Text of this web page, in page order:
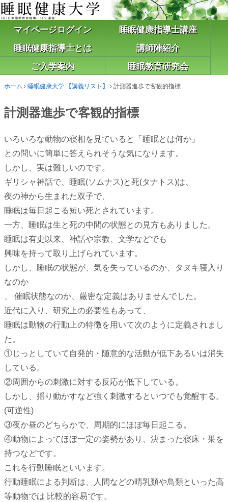
マイページログイン
睡眠健康指導士講座
睡眠健康指導士とは
講師陣紹介
ご入学案内
睡眠教育研究会
ホーム › 睡眠健康大学 【講義リスト】 › 計測器進歩で客観的指標
計測器進歩で客観的指標
いろいろな動物の寝相を見ていると「睡眠とは何か」
との問いに簡単に答えられそうな気になります。
しかし、実は難しいのです。
ギリシャ神話で、睡眠(ソムナス)と死(タナトス)は、
夜の神から生まれた双子で、
睡眠は毎日起こる短い死とされています。
一方、睡眠は生と死の中間の状態との見方もありました。
睡眠は有史以来、神話や宗教、文学などでも
興味を持って取り上げられています。
しかし、睡眠の状態が、気を失っているのか、タヌキ寝入り
なのか
、 催眠状態なのか、厳密な定義はありませんでした。
近代に入り、研究上の必要性もあって、
睡眠は動物の行動上の特徴を用いて次のように定義されまし
た。
①じっとしていて自発的・随意的な活動が低下あるいは消失
している。
②周囲からの刺激に対する反応が低下している。
しかし、揺り動かすなど強く刺激するといつでも覚醒する。
(可逆性)
③夜か昼のどちらかで、周期的にほぼ毎日起こる。
④動物によってほぼ一定の姿勢があり、決まった寝床・巣を
持つなどです。
これを行動睡眠といいます。
行動睡眠による判断は、人間などの晴乳類や鳥類といった高
等動物では 比較的容易です。